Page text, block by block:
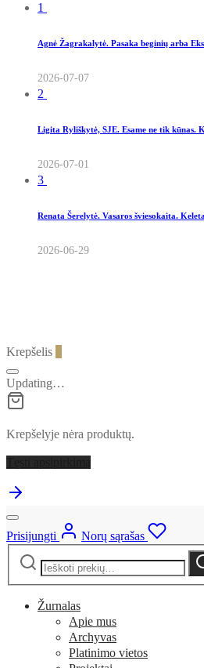
1
Agnė Žagrakalytė. Pasaka beginių arba
2026-07-07
2
Ligita Ryliškytė, SJE. Esame ne tik kūnas.
2026-07-01
3
Renata Šerelytė. Vasaros šviesokaita.
2026-06-29
Krepšelis
Updating…
Krepšelyje nėra produktų.
Prisijungti
Norų sąrašas
Žurnalas
Apie mus
Archyvas
Platinimo vietos